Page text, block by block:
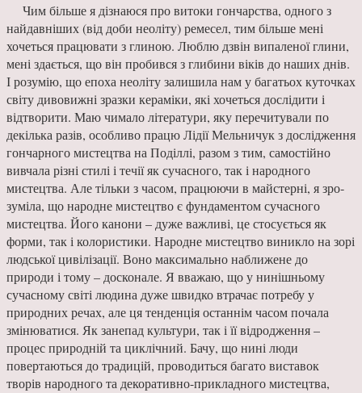
Чим більше я дізнаюся про витоки гончар­ства, одного з
найдавніших (від доби неоліту) ремесел, тим більше мені
хочеться працювати з глиною. Люблю дзвін випаленої глини,
мені здається, що він пробився з глибини віків до на­ших днів.
І розумію, що епоха неоліту залишила нам у багатьох куточках
світу дивовижні зразки кераміки, які хочеться дослідити і
відтворити. Маю чимало літератури, яку перечитували по
декілька разів, особливо працю Лідії Мельничук з дослідження
гончарного мистецтва на Поділлі, разом з тим, самостійно
вивчала різні стилі і те­чії як сучасного, так і народного
мистецтва. Але тільки з часом, працюючи в майстерні, я зро­
зуміла, що народне мистецтво є фундаментом сучасного
мистецтва. Його канони – дуже важ­ливі, це стосується як
форми, так і колористики. Народне мистецтво виникло на зорі
людської цивілізації. Воно максимально наближене до
природи і тому – досконале. Я вважаю, що у ни­нішньому
сучасному світі людина дуже швидко втрачає потребу у
природних речах, але ця тен­денція останнім часом почала
змінюватися. Як занепад культури, так і її відродження –
процес природній та циклічний. Бачу, що нині люди
повертаються до традицій, проводиться багато виставок
творів народного та декоративно-прикладного мистецтва,